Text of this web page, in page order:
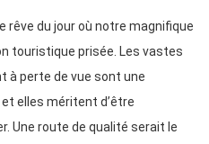
rêve du jour où notre magnifique
touristique prisée. Les vastes
à perte de vue sont une
elles méritent d’être
Une route de qualité serait le